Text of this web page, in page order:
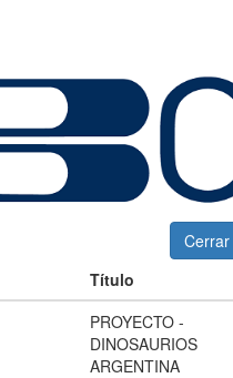
Cerrar
Título
PROYECTO -
DINOSAURIOS
ARGENTINA